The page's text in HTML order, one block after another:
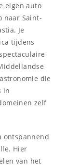
eigen auto
naar Saint-
Je
tijdens
die
in
zelf
ontspannend
Hier
van het